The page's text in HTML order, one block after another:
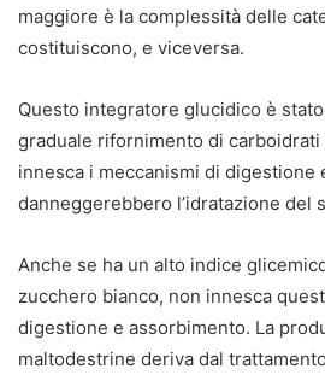
maggiore è la complessità delle
costituiscono, e viceversa.
Questo integratore glucidico è
graduale rifornimento di carboidrati
innesca i meccanismi di digestione
danneggerebbero l’idratazione del
Anche se ha un alto indice
zucchero bianco, non innesca
digestione e assorbimento. La
maltodestrine deriva dal